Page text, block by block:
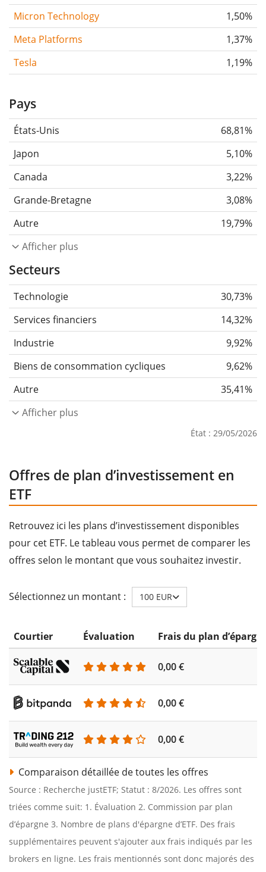
Micron Technology
1,50%
Meta Platforms
1,37%
Tesla
1,19%
Pays
États-Unis
68,81%
Japon
5,10%
Canada
3,22%
Grande-Bretagne
3,08%
Autre
19,79%
Afficher plus
Secteurs
Technologie
30,73%
Services financiers
14,32%
Industrie
9,92%
Biens de consommation cycliques
9,62%
Autre
35,41%
Afficher plus
État : 29/05/2026
Offres de plan d’investissement en
ETF
Retrouvez ici les plans d’investissement disponibles
pour cet ETF. Le tableau vous permet de comparer les
offres selon le montant que vous souhaitez investir.
Sélectionnez un montant : 100 EUR
Courtier Évaluation Frais du plan
0,00 €
0,00 €
0,00 €
Comparaison détaillée de toutes les offres
Source : Recherche justETF; Statut : 8/2026. Les offres sont
triées comme suit: 1. Évaluation 2. Commission par plan
d’épargne 3. Nombre de plans d'épargne d’ETF. Des frais
supplémentaires peuvent s'ajouter aux frais indiqués par les
brokers en ligne. Les frais mentionnés sont donc majorés des